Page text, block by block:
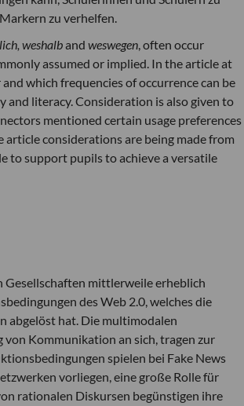
zu verhelfen.
weshalband weswegen, often occur
assumed or implied. In the article at
which frequencies of occurrence can be
literacy. Consideration is also given to
mentioned certain usage preferences
article considerations are being made from
to support pupils to achieve a versatile
Gesellschaften mittlerweile erheblich
des Web 2.0, welches die
abgelöst hat. Die multimodalen
Kommunikation an sich, tragen zur
spielen bei Fake News
vorliegen, eine große Rolle für
rationalen Diskursen begünstigen ihre